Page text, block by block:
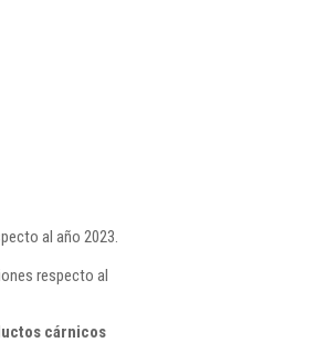
al año 2023.
respecto al
cárnicos